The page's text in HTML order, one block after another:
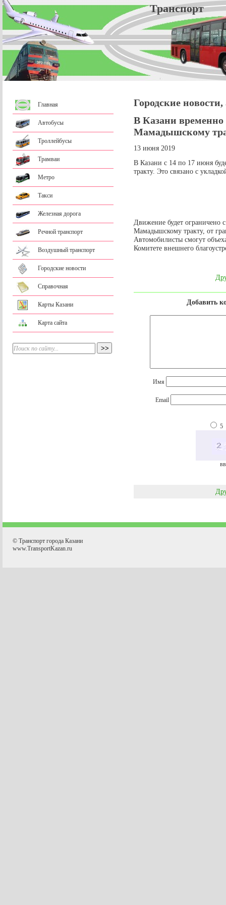
Главная
Автобусы
Троллейбусы
Трамваи
Метро
Такси
Железная дорога
Речной транспорт
Воздушный транспорт
Городские новости
Справочная
Карты Казани
Карта сайта
Городские
В Казани временно
Мамадышскому
13 июня 2019
В Казани с 14 по 17 июня
тракту. Это связано с
Движение будет ограничено
Мамадышскому тракту, от
Автомобилисты смогут
Комитете внешнего
Добавить
Имя
Email
5
© Транспорт города Казани
www.TransportKazan.ru